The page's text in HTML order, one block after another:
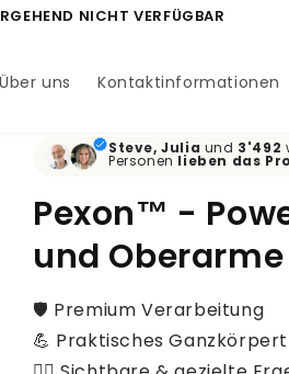
NICHT VERFÜGBAR
Über uns Kontaktinformationen
Steve, Julia und 3'492
Personen lieben das
Pexon™ -
und Oberarme
🛡️ Premium Verarbeitung
💪 Praktisches